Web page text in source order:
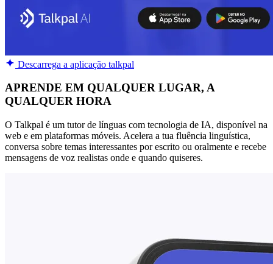
Descarrega a aplicação talkpal
APRENDE EM QUALQUER LUGAR, A
QUALQUER HORA
O Talkpal é um tutor de línguas com tecnologia de IA, disponível na
web e em plataformas móveis. Acelera a tua fluência linguística,
conversa sobre temas interessantes por escrito ou oralmente e recebe
mensagens de voz realistas onde e quando quiseres.